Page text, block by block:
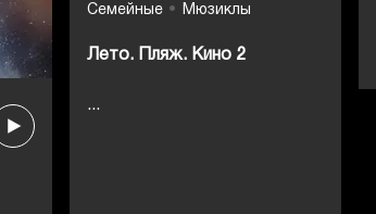
Семейные
Мюзиклы
Лето. Пляж. Кино 2
...